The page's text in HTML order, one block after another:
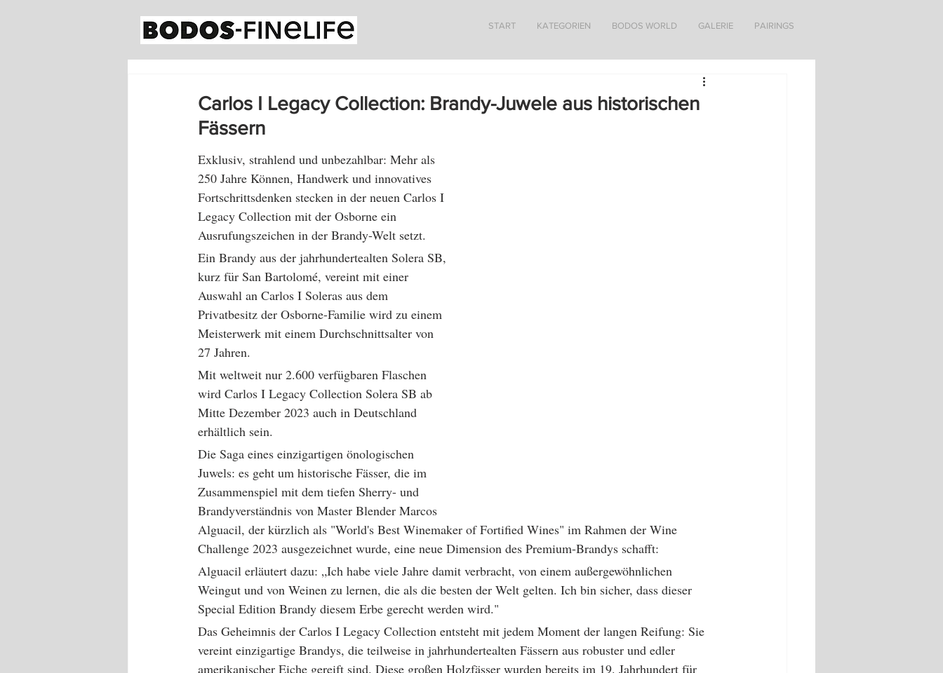
START KATEGORIEN BODOS WORLD GALERIE PAIRINGS
Carlos I Legacy Collection: Brandy-Juwele aus historischen
Fässern
Exklusiv, strahlend und unbezahlbar: Mehr als
250 Jahre Können, Handwerk und innovatives
Fortschrittsdenken stecken in der neuen Carlos I
Legacy Collection mit der Osborne ein
Ausrufungszeichen in der Brandy-Welt setzt.
Ein Brandy aus der jahrhundertealten Solera SB,
kurz für San Bartolomé, vereint mit einer
Auswahl an Carlos I Soleras aus dem
Privatbesitz der Osborne-Familie wird zu einem
Meisterwerk mit einem Durchschnittsalter von
27 Jahren.
Mit weltweit nur 2.600 verfügbaren Flaschen
wird Carlos I Legacy Collection Solera SB ab
Mitte Dezember 2023 auch in Deutschland
erhältlich sein.
Die Saga eines einzigartigen önologischen
Juwels: es geht um historische Fässer, die im
Zusammenspiel mit dem tiefen Sherry- und
Brandyverständnis von Master Blender Marcos
Alguacil, der kürzlich als "World's Best Winemaker of Fortified Wines" im Rahmen der Wine
Challenge 2023 ausgezeichnet wurde, eine neue Dimension des Premium-Brandys schafft:
Alguacil erläutert dazu: „Ich habe viele Jahre damit verbracht, von einem außergewöhnlichen
Weingut und von Weinen zu lernen, die als die besten der Welt gelten. Ich bin sicher, dass dieser
Special Edition Brandy diesem Erbe gerecht werden wird."
Das Geheimnis der Carlos I Legacy Collection entsteht mit jedem Moment der langen Reifung: Sie
vereint einzigartige Brandys, die teilweise in jahrhundertealten Fässern aus robuster und edler
amerikanischer Eiche gereift sind. Diese großen Holzfässer wurden bereits im 19. Jahrhundert für